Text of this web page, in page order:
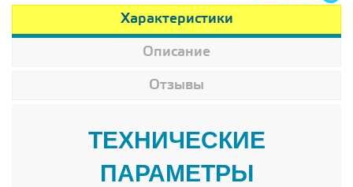
Характеристики
Описание
Отзывы
ТЕХНИЧЕСКИЕ
ПАРАМЕТРЫ